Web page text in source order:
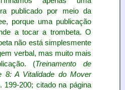
publicado por meio da
porque uma publicação
a tocar a trombeta. O
não está simplesmente
verbal, mas muito mais
(Treinamento de
8: A Vitalidade do Mover
199-200; citado na página